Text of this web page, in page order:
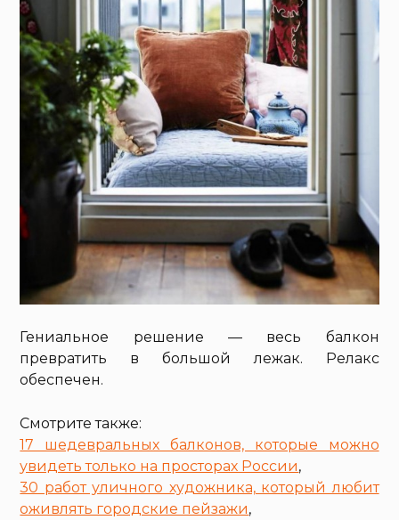
Гениальное решение — весь балкон
превратить в большой лежак. Релакс
обеспечен.
Смотрите также:
17 шедевральных балконов, которые можно
увидеть только на просторах России,
30 работ уличного художника, который любит
оживлять городские пейзажи,